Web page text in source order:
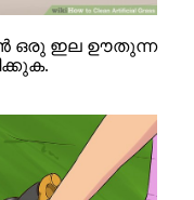
ഒരു ഇല ഊതുന്ന